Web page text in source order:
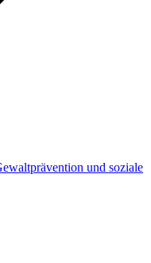
und soziale